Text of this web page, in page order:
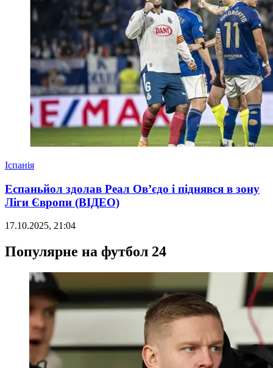
Іспанія
Еспаньйол здолав Реал Ов’єдо і піднявся в зону
Ліги Європи (ВІДЕО)
17.10.2025, 21:04
Популярне на футбол 24